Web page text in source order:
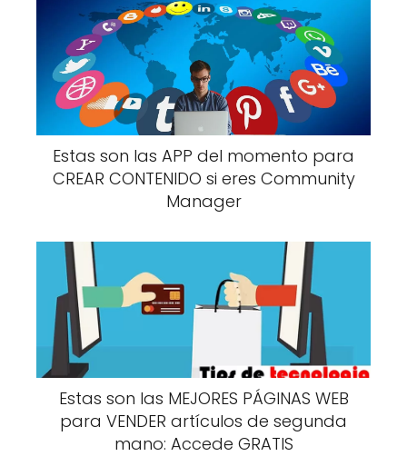
Estas son las APP del momento para
CREAR CONTENIDO si eres Community
Manager
Estas son las MEJORES PÁGINAS WEB
para VENDER artículos de segunda
mano: Accede GRATIS